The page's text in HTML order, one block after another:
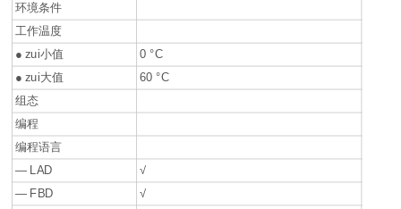
环境条件
工作温度
● zui小值
0 °C
● zui大值
60 °C
组态
编程
编程语言
— LAD
√
— FBD
√